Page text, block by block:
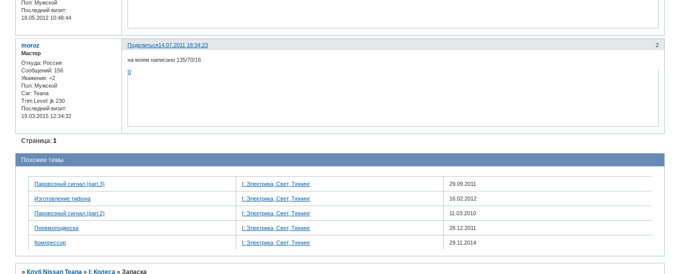
Пол: Мужской
Последний визит:
18.05.2012 10:48:44
Поделиться 2
14.07.2011 18:34:23
moroz
Мастер
Откуда: Россия
Сообщений: 156
Уважение: +2
Пол: Мужской
Car: Teana
Trim Level: jk 230
Последний визит:
19.03.2015 12:34:32
на моем написано 135/70/16
0
Страница:1
Похожие темы
Паровозный сигнал (part 3) I: Электрика, Свет, Тюнинг 29.09.2011
Изготовление тифона I: Электрика, Свет, Тюнинг 16.02.2012
Паровозный сигнал (part 2) I: Электрика, Свет, Тюнинг 11.03.2010
Пневмоподвеска I: Электрика, Свет, Тюнинг 28.12.2011
Компрессор I: Электрика, Свет, Тюнинг 29.11.2014
»Клуб Nissan Teana »I: Колеса »Запаска